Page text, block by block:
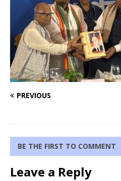
PREVIOUS
BE THE FIRST TO COMMENT
Leave a Reply